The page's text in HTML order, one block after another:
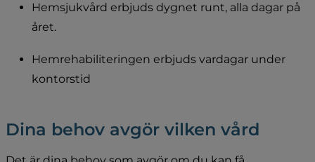
Hemsjukvård erbjuds dygnet runt, alla dagar på
året.
Hemrehabiliteringen erbjuds vardagar under
kontorstid
Dina behov avgör vilken vård